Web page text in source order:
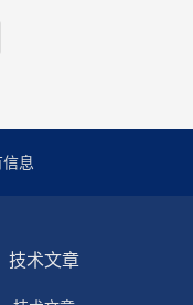
息
技术文章